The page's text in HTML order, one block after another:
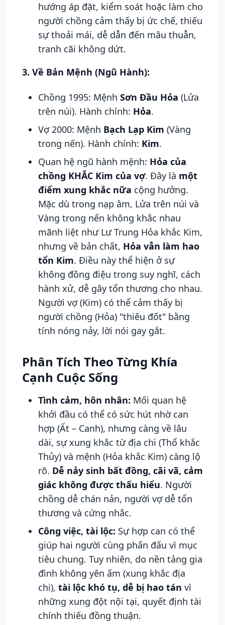
hướng áp đặt, kiểm soát hoặc làm cho
người chồng cảm thấy bị ức chế, thiếu
sự thoải mái, dễ dẫn đến mâu thuẫn,
tranh cãi không dứt.
3. Về Bản Mệnh (Ngũ Hành):
Chồng 1995: Mệnh Sơn Đầu Hỏa (Lửa
trên núi). Hành chính: Hỏa.
Vợ 2000: Mệnh Bạch Lạp Kim (Vàng
trong nến). Hành chính: Kim.
Quan hệ ngũ hành mệnh: Hỏa của
chồng KHẮC Kim của vợ. Đây là một
điểm xung khắc nữa cộng hưởng.
Mặc dù trong nạp âm, Lửa trên núi và
Vàng trong nến không khắc nhau
mãnh liệt như Lư Trung Hỏa khắc Kim,
nhưng về bản chất, Hỏa vẫn làm hao
tổn Kim. Điều này thể hiện ở sự
không đồng điệu trong suy nghĩ, cách
hành xử, dễ gây tổn thương cho nhau.
Người vợ (Kim) có thể cảm thấy bị
người chồng (Hỏa) "thiêu đốt" bằng
tính nóng nảy, lời nói gay gắt.
Phân Tích Theo Từng Khía
Cạnh Cuộc Sống
Tình cảm, hôn nhân: Mối quan hệ
khởi đầu có thể có sức hút nhờ can
hợp (Ất – Canh), nhưng càng về lâu
dài, sự xung khắc từ địa chi (Thổ khắc
Thủy) và mệnh (Hỏa khắc Kim) càng lộ
rõ. Dễ nảy sinh bất đồng, cãi vã, cảm
giác không được thấu hiểu. Người
chồng dễ chán nản, người vợ dễ tổn
thương và cứng nhắc.
Công việc, tài lộc: Sự hợp can có thể
giúp hai người cùng phấn đấu vì mục
tiêu chung. Tuy nhiên, do nền tảng gia
đình không yên ấm (xung khắc địa
chi), tài lộc khó tụ, dễ bị hao tán vì
những xung đột nội tại, quyết định tài
chính thiếu đồng thuận.